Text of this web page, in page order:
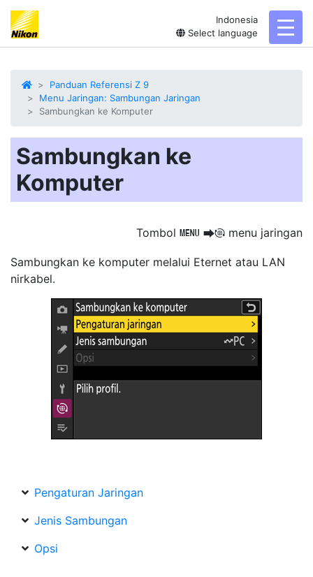
Indonesia
Select language
Panduan Referensi Z 9
Menu Jaringan: Sambungan Jaringan
Sambungkan ke Komputer
Sambungkan ke
Komputer
Tombol G UF menu jaringan
Sambungkan ke komputer melalui Eternet atau LAN
nirkabel.
Pengaturan Jaringan
Jenis Sambungan
Opsi